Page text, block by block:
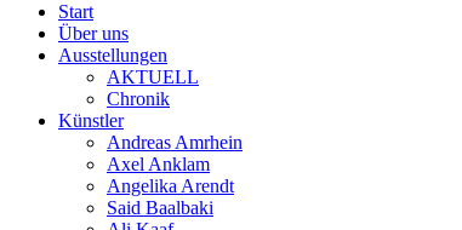
Start
Über uns
Ausstellungen
AKTUELL
Chronik
Künstler
Andreas Amrhein
Axel Anklam
Angelika Arendt
Said Baalbaki